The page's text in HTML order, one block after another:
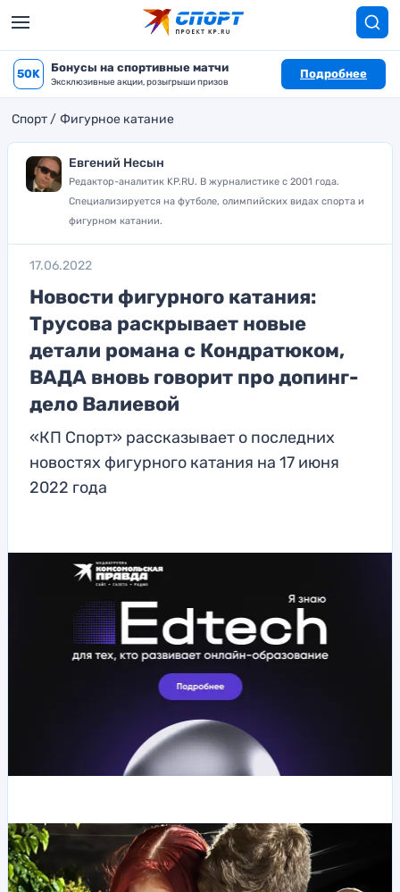
50K Бонусы на спортивные матчи
Эксклюзивные акции, розыгрыши призов
Подробнее
Спорт Фигурное катание
Евгений Несын
Редактор-аналитик KP.RU. В журналистике с 2001 года.
Специализируется на футболе, олимпийских видах спорта и
фигурном катании.
17.06.2022
Новости фигурного катания:
Трусова раскрывает новые
детали романа с Кондратюком,
ВАДА вновь говорит про допинг-
дело Валиевой
«КП Спорт» рассказывает о последних
новостях фигурного катания на 17 июня
2022 года